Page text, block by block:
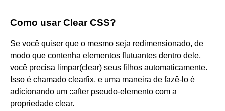
Como usar Clear CSS?
Se você quiser que o mesmo seja redimensionado, de
modo que contenha elementos flutuantes dentro dele,
você precisa limpar(clear) seus filhos automaticamente.
Isso é chamado clearfix, e uma maneira de fazê-lo é
adicionando um ::after pseudo-elemento com a
propriedade clear.